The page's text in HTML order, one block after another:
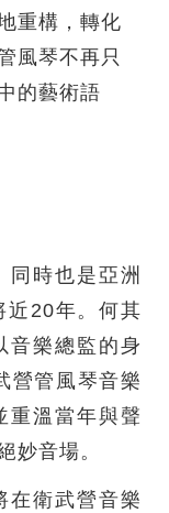
重構，轉化
風琴不再只
的藝術語
同時也是亞洲
近20年。何其
音樂總監的身
營管風琴音樂
重溫當年與聲
妙音場。
在衛武營音樂